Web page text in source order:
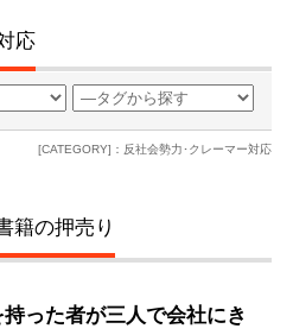
応
[CATEGORY]：反社会勢力･クレーマー対応
籍の押売り
った者が三人で会社にき